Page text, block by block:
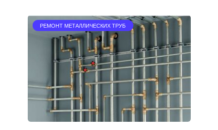
РЕМОНТ МЕТАЛЛИЧЕСКИХ ТРУБ